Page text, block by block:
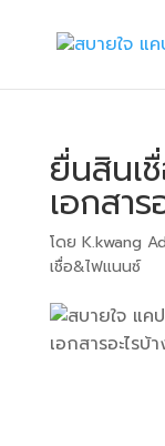
ยื่นสินเ
เอกสาร
โดย K.kwang
เชื่อ&ไฟแนนซ์